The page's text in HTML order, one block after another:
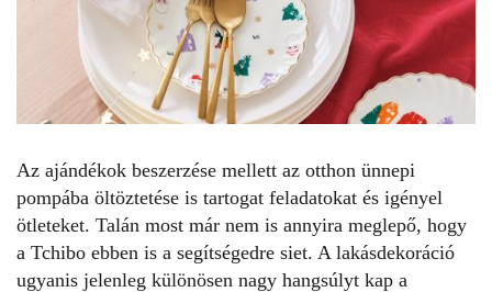
Az ajándékok beszerzése mellett az otthon ünnepi
pompába öltöztetése is tartogat feladatokat és igényel
ötleteket. Talán most már nem is annyira meglepő, hogy
a Tchibo ebben is a segítségedre siet. A lakásdekoráció
ugyanis jelenleg különösen nagy hangsúlyt kap a